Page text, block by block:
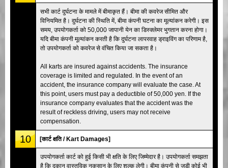
सभी कार्ट दुर्घटना के मामले में बीमाकृत हैं। बीमा की कवरेज सीमित और
विनियमित है। दुर्घटना की स्थिति में, बीमा कंपनी घटना का मूल्यांकन करेगी। इस
समय, उपयोगकर्ता को 50,000 जापानी येन का डिस्क्लेमर भुगतान करना होगा।
यदि बीमा कंपनी मूल्यांकन करती है कि दुर्घटना लापरवाह ड्राइविंग का परिणाम है,
तो उपयोगकर्ता को कवरेज से वंचित किया जा सकता है।
All karts are insured against accidents. The insurance
coverage is limited and regulated. In the event of an
accident, the insurance company will evaluate the case. At
this point, users must pay a deductible of 50,000 yen. If the
insurance company evaluates that the accident was the
result of reckless driving, users may not receive
compensation.
10 [कार्ट क्षति / Kart Damages]
उपयोगकर्ता कार्ट को हुई किसी भी क्षति के लिए जिम्मेदार है। उपयोगकर्ता समझता
है कि दुकान वास्तविक नुकसान के लिए शुल्क लेगी। बीमा कंपनी से जुड़ी कोई भी